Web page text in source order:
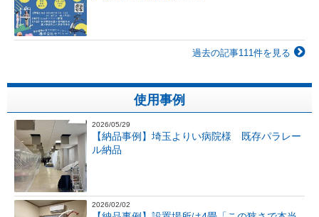
過去の記事111件を見る
使用事例
2026/05/29
【納品事例】埼玉よりい病院様 既存パラレー
ル納品
2026/02/02